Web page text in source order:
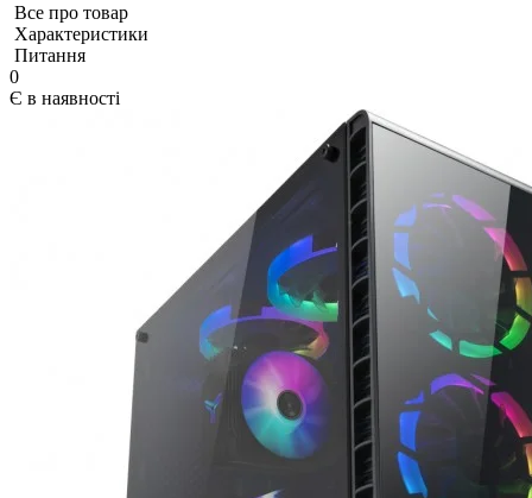
Все про товар
Характеристики
Питання
0
Є в наявності